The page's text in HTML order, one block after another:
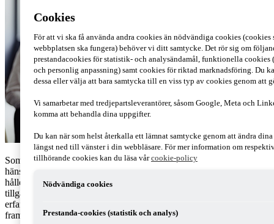
Som CFO står du inför unika utmaningar och möjligheter och med
hänsyn till vår snabbt föränderliga omvärld är det avgörande att du
håller dig uppdaterad. Genom att ingå i ett CFO-nätverk kan du få
tillgång till nya perspektiv samt ett viktigt kunskaps- och
erfarenhetsutbyte som kan hjälpa dig att driva ekonomifunktionen
framåt.
Cookies
För att vi ska få använda andra cookies än nödvändiga cookies (cookies
webbplatsen ska fungera) behöver vi ditt samtycke. Det rör sig om
prestandacookies för statistik- och analysändamål, funktionella
och personlig anpassning) samt cookies för riktad marknadsföring. Du
dessa eller välja att bara samtycka till en viss typ av cookies genom att
Vi samarbetar med tredjepartsleverantörer, såsom Google, Meta och
komma att behandla dina uppgifter.
Du kan när som helst återkalla ett lämnat samtycke genom att ändra
längst ned till vänster i din webbläsare. För mer information om
tillhörande cookies kan du läsa vårcookie-policy
Nödvändiga cookies
Prestanda-cookies (statistik och analys)